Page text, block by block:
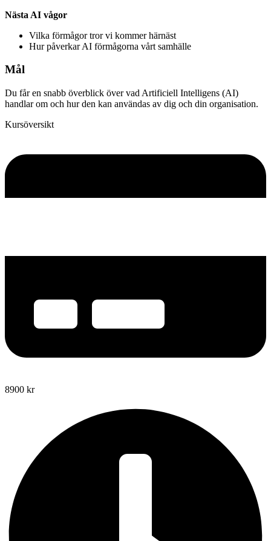
Nästa AI vågor
Vilka förmågor tror vi kommer härnäst
Hur påverkar AI förmågorna vårt samhälle
Mål
Du får en snabb överblick över vad Artificiell Intelligens (AI)
handlar om och hur den kan användas av dig och din organisation.
Kursöversikt
8900 kr